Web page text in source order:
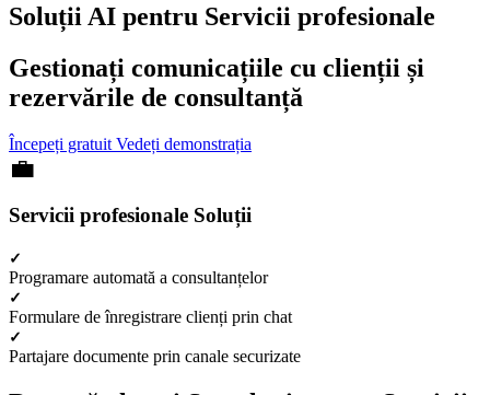
Soluții AI pentru Servicii profesionale
Gestionați comunicațiile cu clienții și
rezervările de consultanță
Începeți gratuit Vedeți demonstrația
Servicii profesionale Soluții
Programare automată a consultanțelor
Formulare de înregistrare clienți prin chat
Partajare documente prin canale securizate